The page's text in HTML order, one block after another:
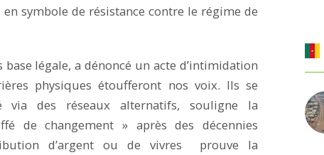
symbole de résistance contre le régime de
légale, a dénoncé un acte d’intimidation
physiques étoufferont nos voix. Ils se
via des réseaux alternatifs, souligne la
de changement » après des décennies
d’argent ou de vivres prouve la